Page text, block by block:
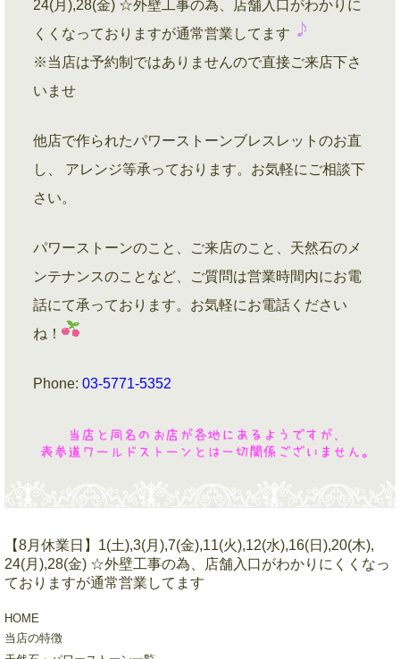
24(月),28(金) ☆外壁工事の為、店舗入口がわかりに
くくなっておりますが通常営業してます
※当店は予約制ではありませんので直接ご来店下さ
いませ
他店で作られたパワーストーンブレスレットのお直
し、 アレンジ等承っております。お気軽にご相談下
さい。
パワーストーンのこと、ご来店のこと、天然石のメ
ンテナンスのことなど、ご質問は営業時間内にお電
話にて承っております。お気軽にお電話ください
ね！
Phone: 03-5771-5352
【8月休業日】1(土),3(月),7(金),11(火),12(水),16(日),20(木),
24(月),28(金) ☆外壁工事の為、店舗入口がわかりにくくなっ
ておりますが通常営業してます
HOME
当店の特徴